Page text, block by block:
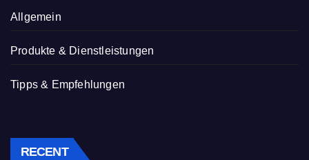
Allgemein
Produkte & Dienstleistungen
Tipps & Empfehlungen
RECENT